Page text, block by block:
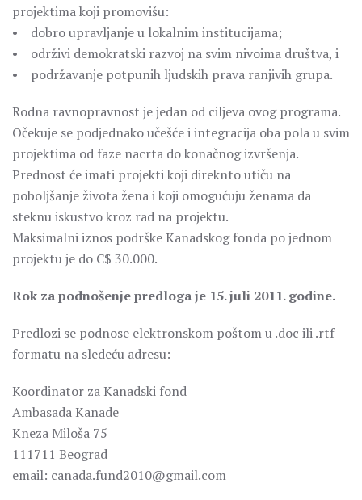
projektima koji promovišu:
• dobro upravljanje u lokalnim institucijama;
• održivi demokratski razvoj na svim nivoima društva, i
• podržavanje potpunih ljudskih prava ranjivih grupa.
Rodna ravnopravnost je jedan od ciljeva ovog programa.
Očekuje se podjednako učešće i integracija oba pola u svim
projektima od faze nacrta do konačnog izvršenja.
Prednost će imati projekti koji direknto utiču na
poboljšanje života žena i koji omogućuju ženama da
steknu iskustvo kroz rad na projektu.
Maksimalni iznos podrške Kanadskog fonda po jednom
projektu je do C$ 30.000.
Rok za podnošenje predloga je 15. juli 2011. godine.
Predlozi se podnose elektronskom poštom u .doc ili .rtf
formatu na sledeću adresu:
Koordinator za Kanadski fond
Ambasada Kanade
Kneza Miloša 75
111711 Beograd
email: canada.fund2010@gmail.com